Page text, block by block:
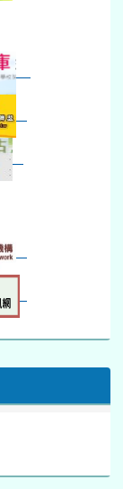
超額比序暨免試入學...